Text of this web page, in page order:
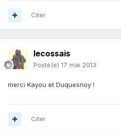
Citer
lecossais
Posté(e) 17 mai 2013
merci Kayou et Duquesnoy !
Citer